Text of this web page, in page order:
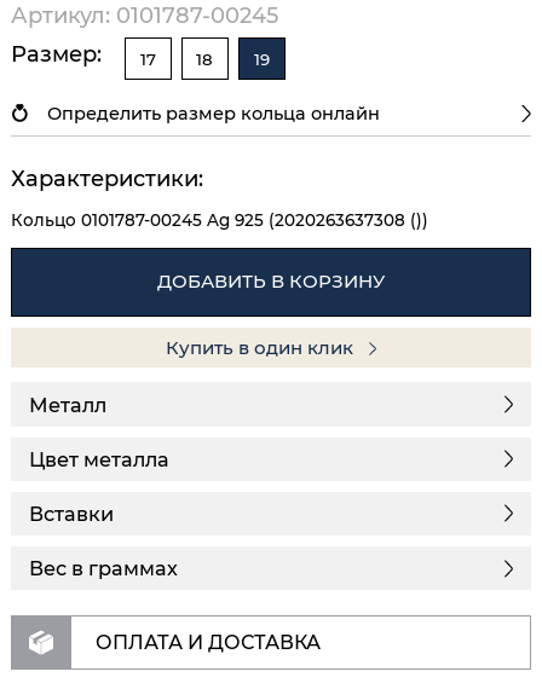
Артикул: 0101787-00245
Размер:
17 18 19
Определить размер кольца онлайн
Характеристики:
Кольцо 0101787-00245 Ag 925 (2020263637308 ())
ДОБАВИТЬ В КОРЗИНУ
Купить в один клик
Металл
Цвет металла
Вставки
Вес в граммах
ОПЛАТА И ДОСТАВКА